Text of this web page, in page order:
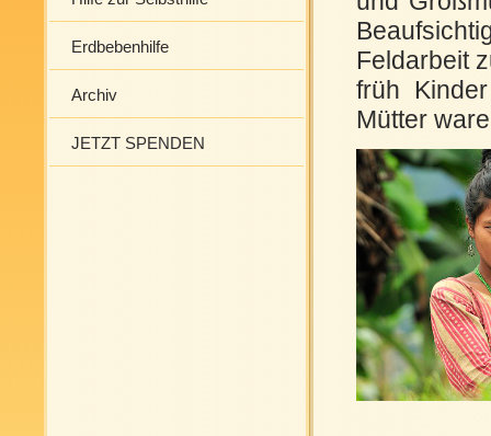
Erdbebenhilfe
Archiv
JETZT SPENDEN
Feldarbeit
früh
Mütter